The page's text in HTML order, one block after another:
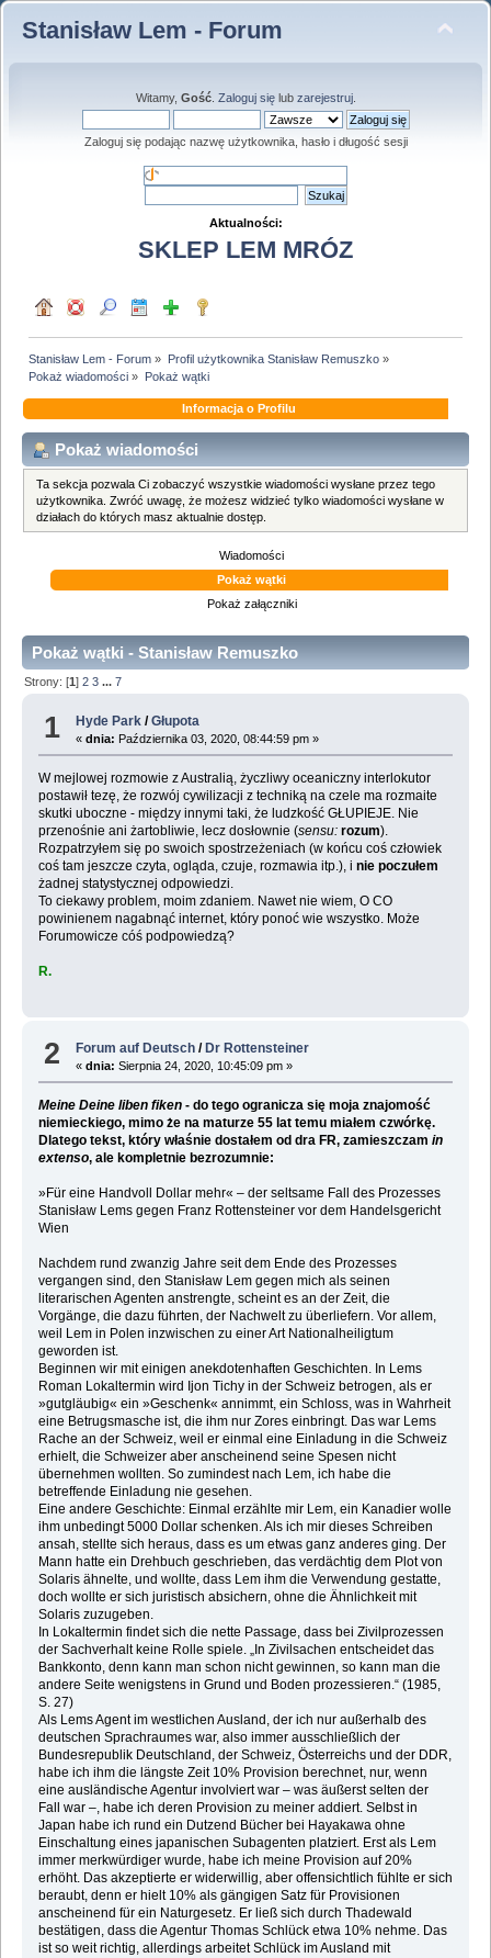
Stanisław Lem - Forum
Witamy, Gość. Zaloguj sięlub zarejestruj.
Zaloguj się podając nazwę użytkownika, hasło i długość sesji
Aktualności:
SKLEP LEM MRÓZ
Stanisław Lem - Forum » Profil użytkownika Stanisław Remuszko»
Pokaż wiadomości » Pokaż wątki
Informacja o Profilu
Pokaż wiadomości
Ta sekcja pozwala Ci zobaczyć wszystkie wiadomości wysłane przez tego
użytkownika. Zwróć uwagę, że możesz widzieć tylko wiadomości wysłane w
działach do których masz aktualnie dostęp.
Wiadomości
Pokaż wątki
Pokaż załączniki
Pokaż wątki - Stanisław Remuszko
Strony: [1]2 3 ...7
1 Hyde Park /Głupota
«dnia: Października 03, 2020, 08:44:59 pm »
W mejlowej rozmowie z Australią, życzliwy oceaniczny interlokutor
postawił tezę, że rozwój cywilizacji z techniką na czele ma rozmaite
skutki uboczne - między innymi taki, że ludzkość GŁUPIEJE. Nie
przenośnie ani żartobliwie, lecz dosłownie (sensu: rozum).
Rozpatrzyłem się po swoich spostrzeżeniach (w końcu coś człowiek
coś tam jeszcze czyta, ogląda, czuje, rozmawia itp.), i nie poczułem
żadnej statystycznej odpowiedzi.
To ciekawy problem, moim zdaniem. Nawet nie wiem, O CO
powinienem nagabnąć internet, który ponoć wie wszystko. Może
Forumowicze cóś podpowiedzą?
R.
2 Forum auf Deutsch /Dr Rottensteiner
«dnia: Sierpnia 24, 2020, 10:45:09 pm »
Meine Deine liben fiken - do tego ogranicza się moja znajomość
niemieckiego, mimo że na maturze 55 lat temu miałem czwórkę.
Dlatego tekst, który właśnie dostałem od dra FR, zamieszczam in
extenso, ale kompletnie bezrozumnie:
»Für eine Handvoll Dollar mehr« – der seltsame Fall des Prozesses
Stanisław Lems gegen Franz Rottensteiner vor dem Handelsgericht
Wien
Nachdem rund zwanzig Jahre seit dem Ende des Prozesses
vergangen sind, den Stanisław Lem gegen mich als seinen
literarischen Agenten anstrengte, scheint es an der Zeit, die
Vorgänge, die dazu führten, der Nachwelt zu überliefern. Vor allem,
weil Lem in Polen inzwischen zu einer Art Nationalheiligtum
geworden ist.
Beginnen wir mit einigen anekdotenhaften Geschichten. In Lems
Roman Lokaltermin wird Ijon Tichy in der Schweiz betrogen, als er
»gutgläubig« ein »Geschenk« annimmt, ein Schloss, was in Wahrheit
eine Betrugsmasche ist, die ihm nur Zores einbringt. Das war Lems
Rache an der Schweiz, weil er einmal eine Einladung in die Schweiz
erhielt, die Schweizer aber anscheinend seine Spesen nicht
übernehmen wollten. So zumindest nach Lem, ich habe die
betreffende Einladung nie gesehen.
Eine andere Geschichte: Einmal erzählte mir Lem, ein Kanadier wolle
ihm unbedingt 5000 Dollar schenken. Als ich mir dieses Schreiben
ansah, stellte sich heraus, dass es um etwas ganz anderes ging. Der
Mann hatte ein Drehbuch geschrieben, das verdächtig dem Plot von
Solaris ähnelte, und wollte, dass Lem ihm die Verwendung gestatte,
doch wollte er sich juristisch absichern, ohne die Ähnlichkeit mit
Solaris zuzugeben.
In Lokaltermin findet sich die nette Passage, dass bei Zivilprozessen
der Sachverhalt keine Rolle spiele. „In Zivilsachen entscheidet das
Bankkonto, denn kann man schon nicht gewinnen, so kann man die
andere Seite wenigstens in Grund und Boden prozessieren.“ (1985,
S. 27)
Als Lems Agent im westlichen Ausland, der ich nur außerhalb des
deutschen Sprachraumes war, also immer ausschließlich der
Bundesrepublik Deutschland, der Schweiz, Österreichs und der DDR,
habe ich ihm die längste Zeit 10% Provision berechnet, nur, wenn
eine ausländische Agentur involviert war – was äußerst selten der
Fall war –, habe ich deren Provision zu meiner addiert. Selbst in
Japan habe ich rund ein Dutzend Bücher bei Hayakawa ohne
Einschaltung eines japanischen Subagenten platziert. Erst als Lem
immer merkwürdiger wurde, habe ich meine Provision auf 20%
erhöht. Das akzeptierte er widerwillig, aber offensichtlich fühlte er sich
beraubt, denn er hielt 10% als gängigen Satz für Provisionen
anscheinend für ein Naturgesetz. Er ließ sich durch Thadewald
bestätigen, dass die Agentur Thomas Schlück etwa 10% nehme. Das
ist so weit richtig, allerdings arbeitet Schlück im Ausland mit